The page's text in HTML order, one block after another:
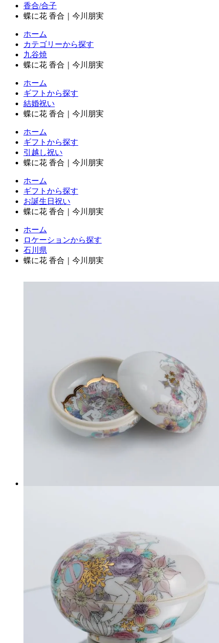
香合/合子
蝶に花 香合｜今川朋実
ホーム
カテゴリーから探す
九谷焼
蝶に花 香合｜今川朋実
ホーム
ギフトから探す
結婚祝い
蝶に花 香合｜今川朋実
ホーム
ギフトから探す
引越し祝い
蝶に花 香合｜今川朋実
ホーム
ギフトから探す
お誕生日祝い
蝶に花 香合｜今川朋実
ホーム
ロケーションから探す
石川県
蝶に花 香合｜今川朋実